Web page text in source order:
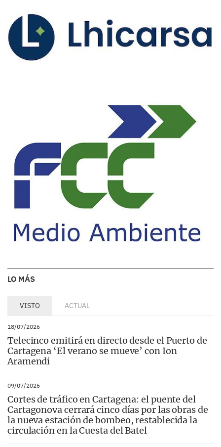
LO MÁS
VISTO ACTUAL
18/07/2026
Telecinco emitirá en directo desde el Puerto de
Cartagena ‘El verano se mueve’ con Ion
Aramendi
09/07/2026
Cortes de tráfico en Cartagena: el puente del
Cartagonova cerrará cinco días por las obras de
la nueva estación de bombeo, restablecida la
circulación en la Cuesta del Batel